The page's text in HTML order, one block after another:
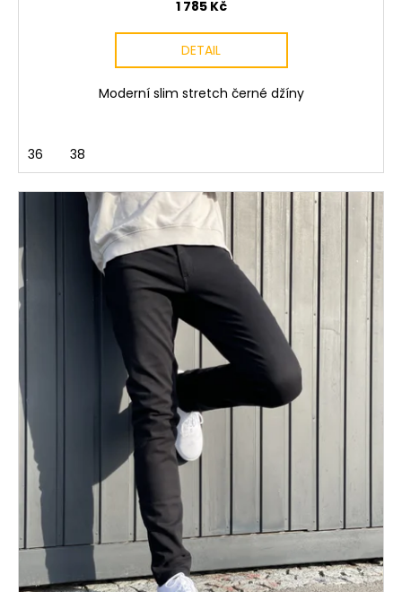
1 785 Kč
DETAIL
Moderní slim stretch černé džíny
36 38